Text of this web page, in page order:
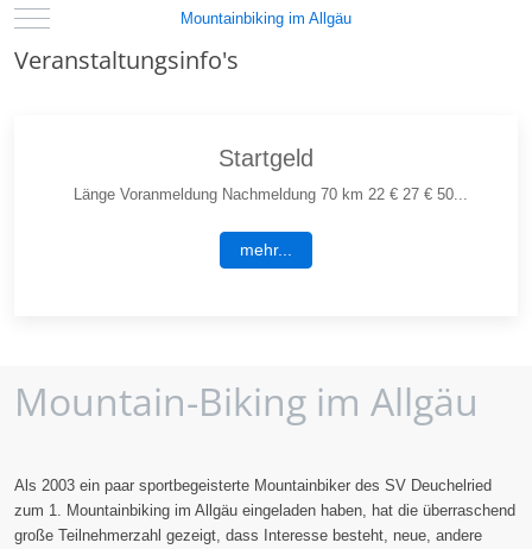
Mobile Menu Toggle Mountainbiking im Allgäu
Veranstaltungsinfo's
Startgeld
Länge Voranmeldung Nachmeldung 70 km 22 € 27 € 50...
mehr...
Mountain-Biking im Allgäu
Als 2003 ein paar sportbegeisterte Mountainbiker des SV Deuchelried
zum 1. Mountainbiking im Allgäu eingeladen haben, hat die überraschend
große Teilnehmerzahl gezeigt, dass Interesse besteht, neue, andere